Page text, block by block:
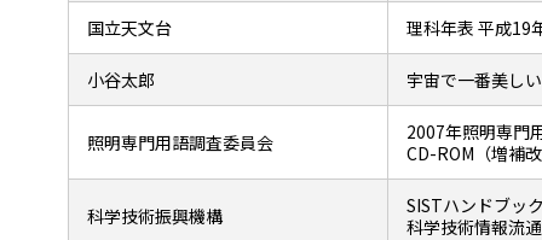
国立天文台 理科年表 平成19
小谷太郎 宇宙で一番美し
照明専門用語調査委員会
2007年照明専門
CD-ROM（増補
科学技術振興機構
SISTハンドブッ
科学技術情報流